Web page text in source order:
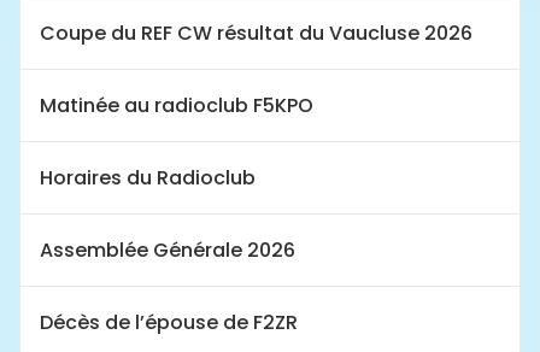
Coupe du REF CW résultat du Vaucluse 2026
Matinée au radioclub F5KPO
Horaires du Radioclub
Assemblée Générale 2026
Décès de l’épouse de F2ZR